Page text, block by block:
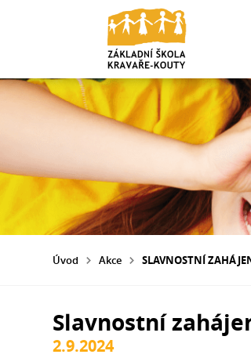
Úvod Akce SLAVNOSTNÍ
Slavnostní
2.9.2024